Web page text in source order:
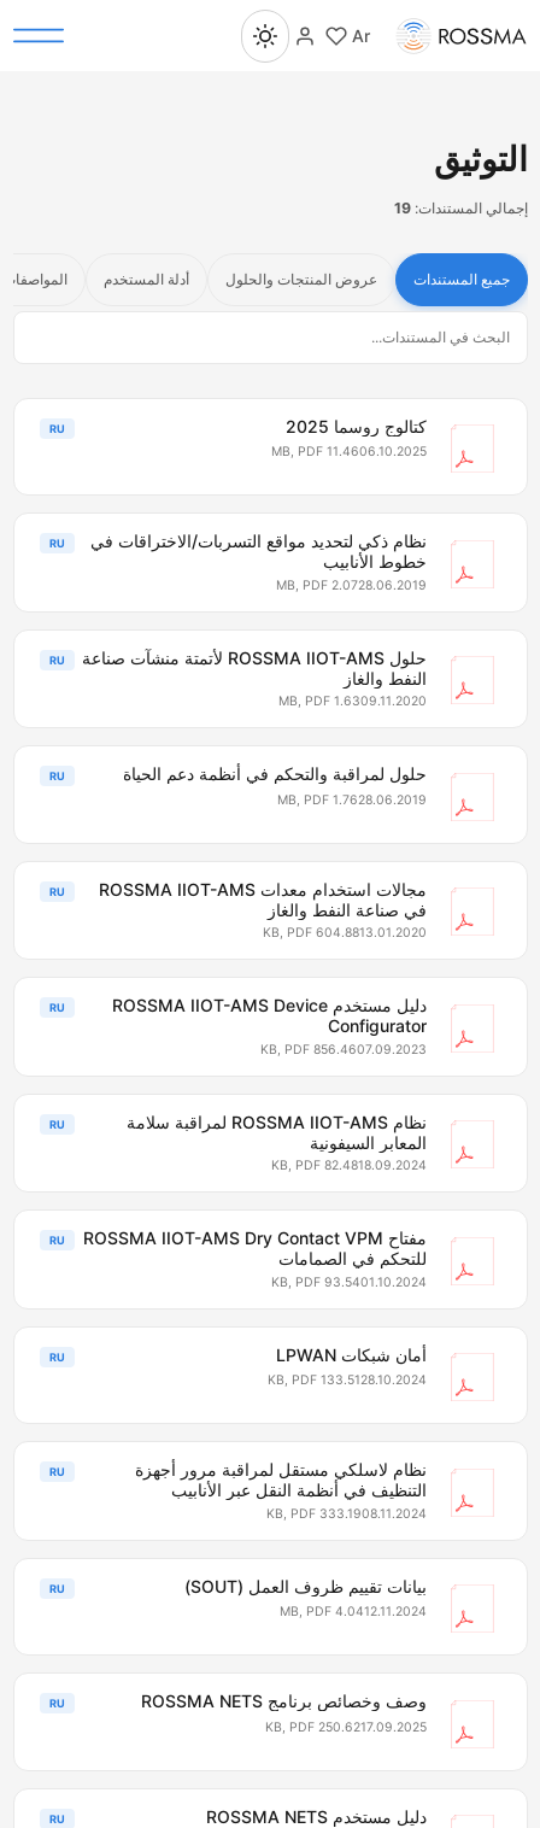
المستندات:19
جميع المستندات عروض المنتجات والحلول أدلة المستخدم المواصفات
كتالوج روسما 2025
06.10.2025
11.46 MB, PDF
نظام ذكي لتحديد مواقع التسربات/الاختراقات في
خطوط الأنابيب
28.06.2019
2.07 MB, PDF
حلول ROSSMA IIOT-AMS لأتمتة منشآت صناعة
النفط والغاز
RU
09.11.2020
1.63 MB, PDF
حلول لمراقبة والتحكم في أنظمة دعم الحياة
28.06.2019
1.76 MB, PDF
مجالات استخدام معدات ROSSMA IIOT-AMS
في صناعة النفط والغاز
13.01.2020
604.88 KB, PDF
دليل مستخدم ROSSMA IIOT-AMS Device
Configurator
07.09.2023
856.46 KB, PDF
نظام ROSSMA IIOT-AMS لمراقبة سلامة
المعابر السيفونية
18.09.2024
82.48 KB, PDF
مفتاح ROSSMA IIOT-AMS Dry Contact VPM
للتحكم في الصمامات
RU
01.10.2024
93.54 KB, PDF
أمان شبكات LPWAN
28.10.2024
133.51 KB, PDF
نظام لاسلكي مستقل لمراقبة مرور أجهزة
التنظيف في أنظمة النقل عبر الأنابيب
08.11.2024
333.19 KB, PDF
بيانات تقييم ظروف العمل (SOUT)
12.11.2024
4.04 MB, PDF
وصف وخصائص برنامج ROSSMA NETS
17.09.2025
250.62 KB, PDF
دليل مستخدم ROSSMA NETS